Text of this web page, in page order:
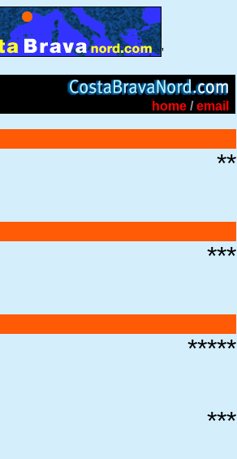
'
home /email
**
***
*****
***